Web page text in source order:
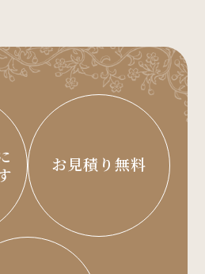
レジットカード番号，運
人情報をお尋ねすること
ーザーと提携先などとの
の個人情報を含む取引記
報を当社の提携先（情報
配信先などを含みます。
ます。）などから収集す
社は，ユーザーについ
やソフトウエア，購入し
ジや広告の履歴，検索し
用日時，利用方法，利用
お見積り無料